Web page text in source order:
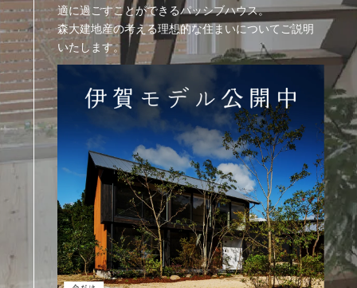
適に過ごすことができるパッシブハウス。
森大建地産の考える理想的な住まいについてご説明
いたします。